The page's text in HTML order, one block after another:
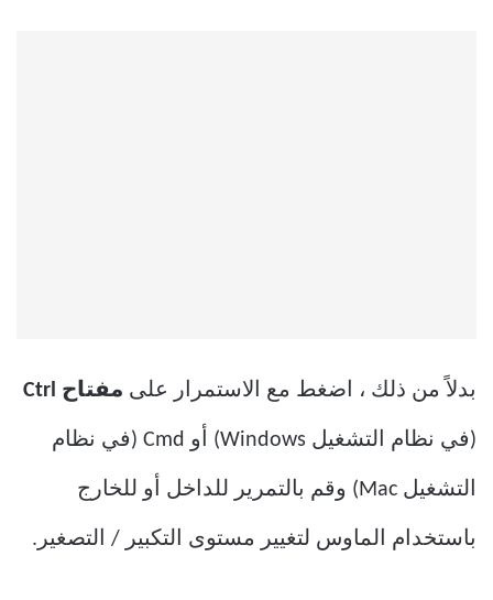
بدلاً من ذلك ، اضغط مع الاستمرار على مفتاح Ctrl
(في نظام التشغيل Windows) أو Cmd (في نظام
التشغيل Mac) وقم بالتمرير للداخل أو للخارج
باستخدام الماوس لتغيير مستوى التكبير / التصغير.